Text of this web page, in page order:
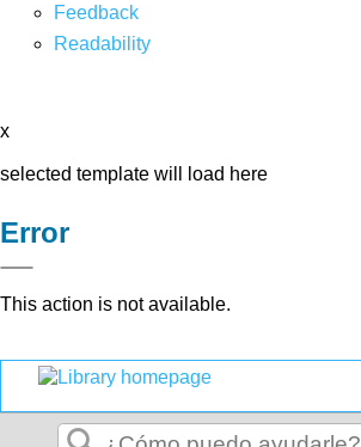
Feedback
Readability
x
selected template will load here
Error
This action is not available.